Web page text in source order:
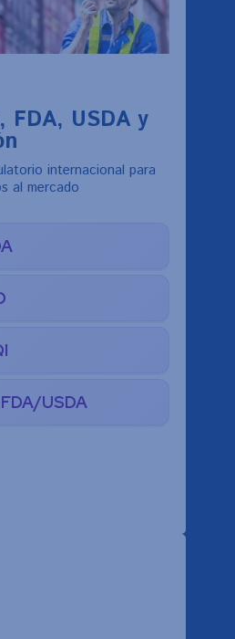
FDA, USDA y
internacional para
al mercado
USDA